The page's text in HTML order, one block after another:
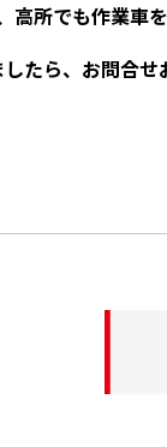
所でも作業車
たら、お問合せ